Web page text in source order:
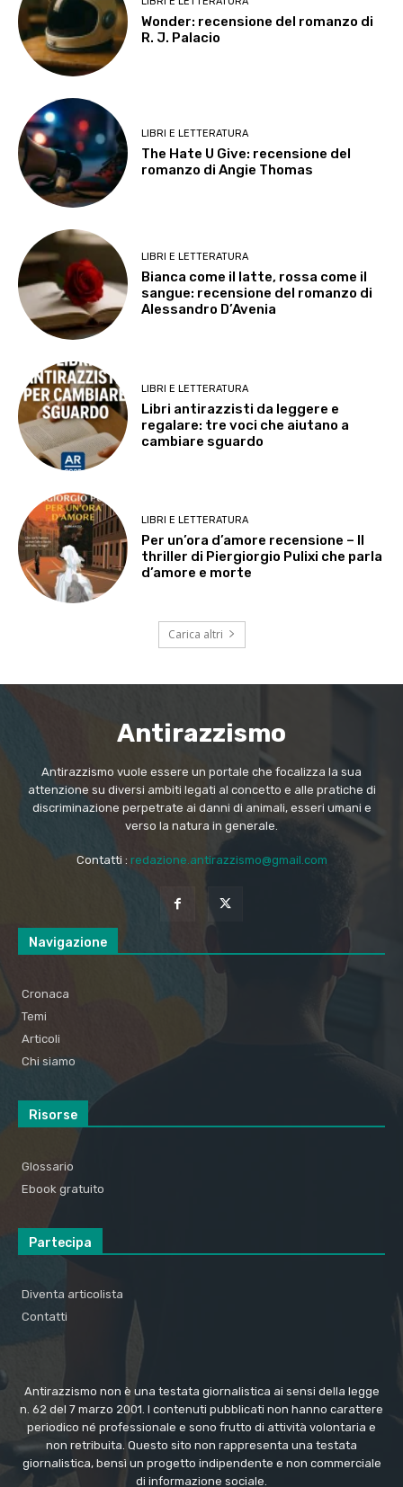
Wonder: recensione del romanzo di
R. J. Palacio
LIBRI E LETTERATURA
The Hate U Give: recensione del
romanzo di Angie Thomas
LIBRI E LETTERATURA
Bianca come il latte, rossa come il
sangue: recensione del romanzo di
Alessandro D’Avenia
LIBRI E LETTERATURA
Libri antirazzisti da leggere e
regalare: tre voci che aiutano a
cambiare sguardo
LIBRI E LETTERATURA
Per un’ora d’amore recensione – Il
thriller di Piergiorgio Pulixi che parla
d’amore e morte
Carica altri
Antirazzismo
Antirazzismo vuole essere un portale che focalizza la sua
attenzione su diversi ambiti legati al concetto e alle pratiche di
discriminazione perpetrate ai danni di animali, esseri umani e
verso la natura in generale.
Contatti : redazione.antirazzismo@gmail.com
Navigazione
Cronaca
Temi
Articoli
Chi siamo
Risorse
Glossario
Ebook gratuito
Partecipa
Diventa articolista
Contatti
Antirazzismo non è una testata giornalistica ai sensi della legge
n. 62 del 7 marzo 2001. I contenuti pubblicati non hanno carattere
periodico né professionale e sono frutto di attività volontaria e
non retribuita. Questo sito non rappresenta una testata
giornalistica, bensì un progetto indipendente e non commerciale
di informazione sociale.